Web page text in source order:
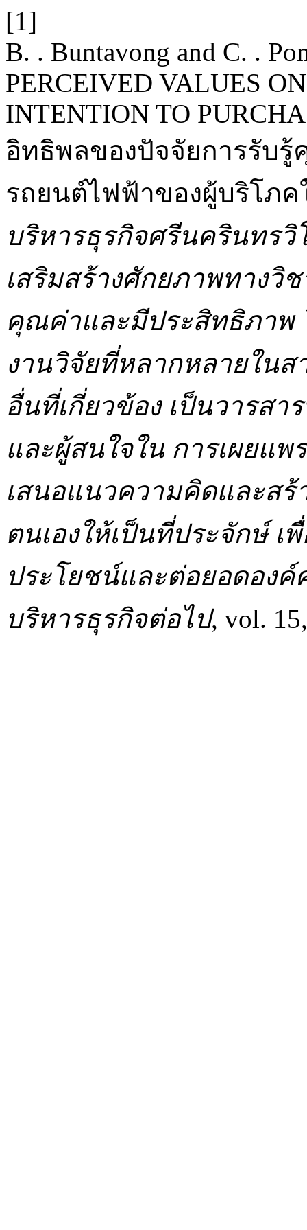
[1]
B. . Buntavong and C. .
PERCEIVED VALUES
INTENTION TO
อิทธิพลของปัจจัยการรับ
รถยนต์ไฟฟ้าของผู้บริโภค
บริหารธุรกิจศรีนครินทรวิ
เสริมสร้างศักยภาพทางวิ
คุณค่าและมีประสิทธิภาพ
งานวิจัยที่หลากหลายใน
อื่นที่เกี่ยวข้อง เป็นวารส
และผู้สนใจใน การเผยแพ
เสนอแนวความคิดและสร้
ตนเองให้เป็นที่ประจักษ์ เ
ประโยชน์และต่อยอดอง
บริหารธุรกิจต่อไป, vol.